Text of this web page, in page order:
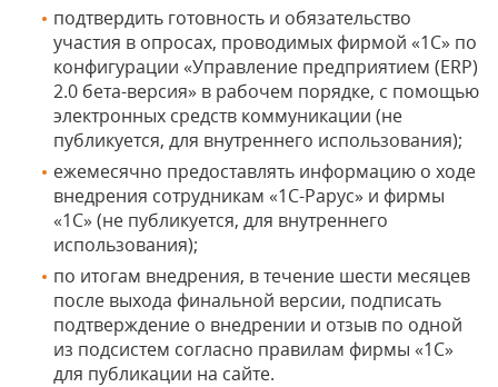
подтвердить готовность и обязательство
участия в опросах, проводимых фирмой «1С» по
конфигурации «Управление предприятием (ERP)
2.0 бета-версия» в рабочем порядке, с помощью
электронных средств коммуникации (не
публикуется, для внутреннего использования);
ежемесячно предоставлять информацию о ходе
внедрения сотрудникам «1С-Рарус» и фирмы
«1С» (не публикуется, для внутреннего
использования);
по итогам внедрения, в течение шести месяцев
после выхода финальной версии, подписать
подтверждение о внедрении и отзыв по одной
из подсистем согласно правилам фирмы «1С»
для публикации на сайте.